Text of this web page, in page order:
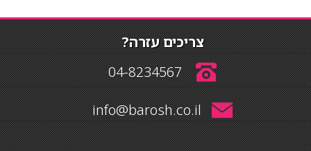
צריכים עזרה?
04-8234567
info@barosh.co.il